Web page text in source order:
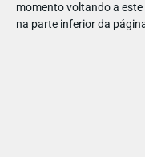
momento voltando a
na parte inferior da